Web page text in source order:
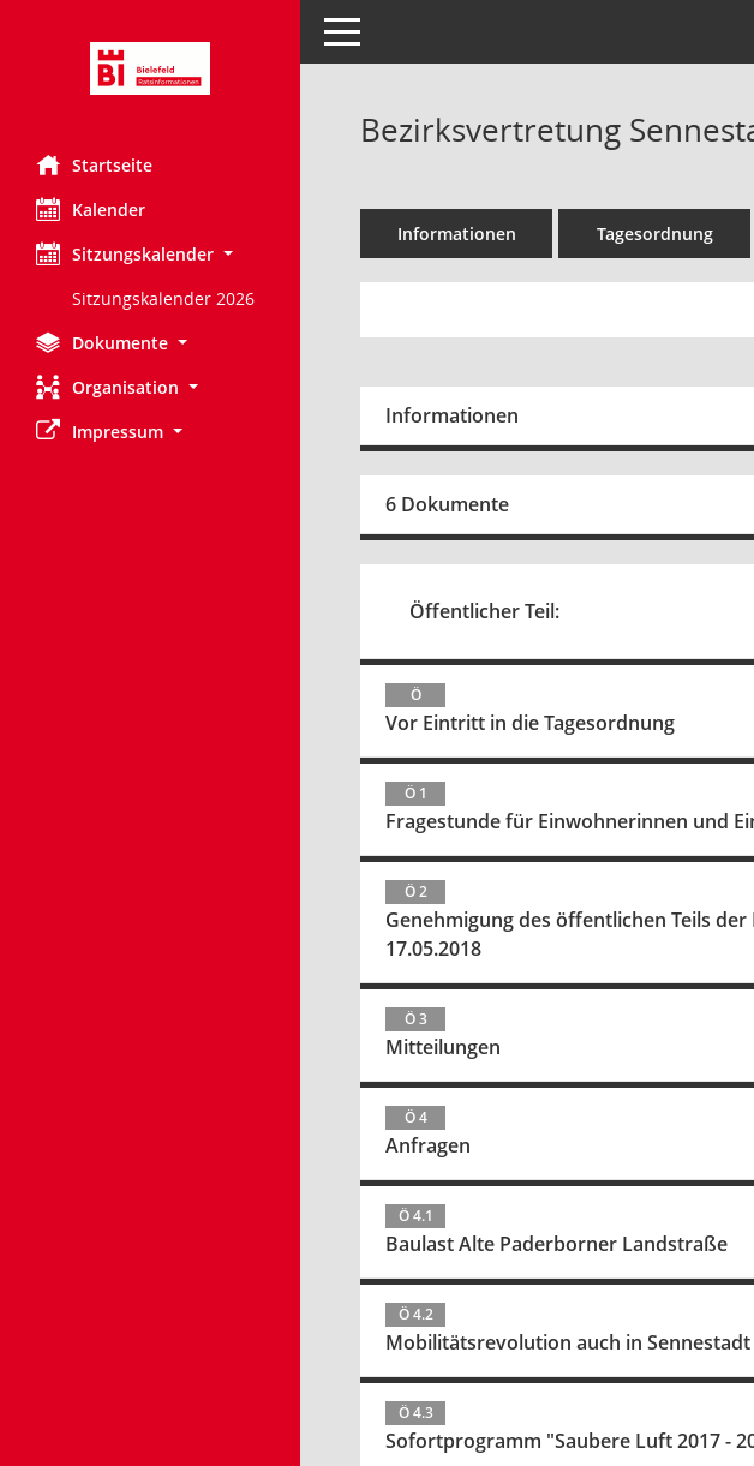
Startseite
Kalender
Sitzungskalender
Sitzungskalender 2026
Dokumente
Organisation
Impressum
Toggle navigation
Bezirksvertretung
Informationen Tagesordnung
Informationen
6 Dokumente
Öffentlicher Teil:
Ö
Vor Eintritt in die Tagesordnung
Ö 1
Fragestunde für Einwohnerinnen und
Ö 2
Genehmigung des öffentlichen Teils
17.05.2018
Ö 3
Mitteilungen
Ö 4
Anfragen
Ö 4.1
Baulast Alte Paderborner Landstraße
Ö 4.2
Mobilitätsrevolution auch in Sennestadt
Ö 4.3
Sofortprogramm "Saubere Luft 2017 -